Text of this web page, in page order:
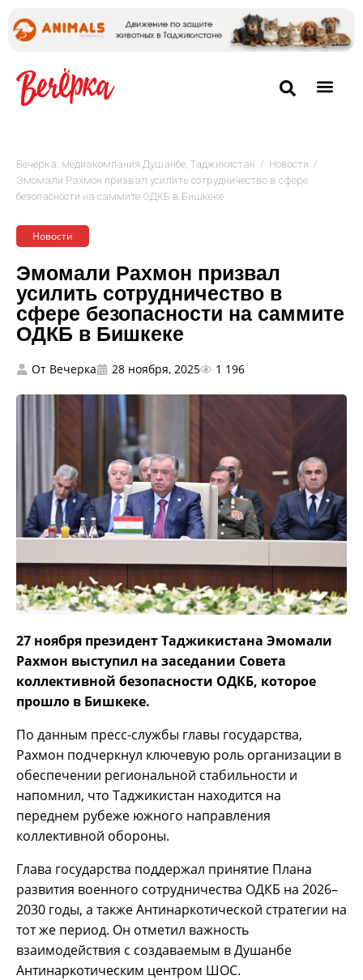
Вечёрка: медиакомпания Душанбе, Таджикистан / Новости /
Эмомали Рахмон призвал усилить сотрудничество в сфере
безопасности на саммите ОДКБ в Бишкеке
Новости
Эмомали Рахмон призвал
усилить сотрудничество в
сфере безопасности на саммите
ОДКБ в Бишкеке
От Вечерка 28 ноября, 2025 1 196
27 ноября президент Таджикистана Эмомали
Рахмон выступил на заседании Совета
коллективной безопасности ОДКБ, которое
прошло в Бишкеке.
По данным пресс-службы главы государства,
Рахмон подчеркнул ключевую роль организации в
обеспечении региональной стабильности и
напомнил, что Таджикистан находится на
переднем рубеже южного направления
коллективной обороны.
Глава государства поддержал принятие Плана
развития военного сотрудничества ОДКБ на 2026–
2030 годы, а также Антинаркотической стратегии на
тот же период. Он отметил важность
взаимодействия с создаваемым в Душанбе
Антинаркотическим центром ШОС.